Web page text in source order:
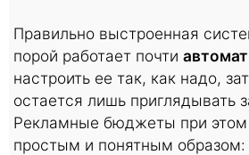
Правильно выстроенная
порой работает почти
настроить ее так, как надо,
остается лишь приглядывать
Рекламные бюджеты при этом
простым и понятным образом: